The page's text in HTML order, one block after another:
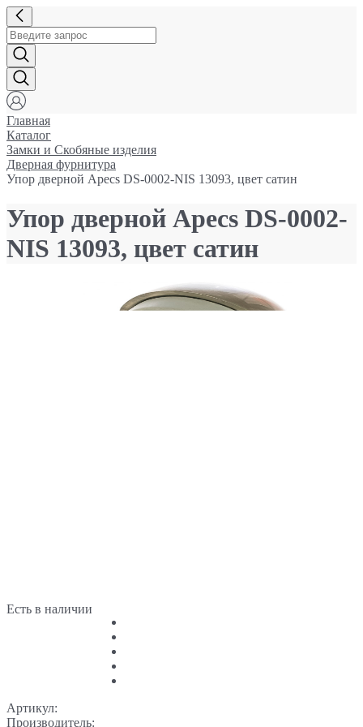
Главная
Каталог
Замки и Cкобяные изделия
Дверная фурнитура
Упор дверной Apecs DS-0002-NIS 13093, цвет сатин
Упор дверной Apecs DS-0002-
NIS 13093, цвет сатин
Есть в наличии
Артикул:
Производитель: